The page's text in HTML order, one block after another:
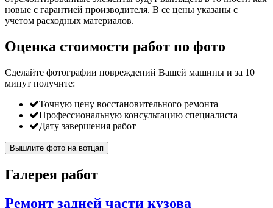
новые с гарантией производителя. В се цены указаны с
учетом расходных материалов.
Оценка стоимости работ по фото
Сделайте фотографии повреждений Вашей машины и за 10
минут получите:
Точную цену восстановительного ремонта
Профессиональную консультацию специалиста
Дату завершения работ
Вышлите фото на вотцап
Галерея работ
Ремонт задней части кузова